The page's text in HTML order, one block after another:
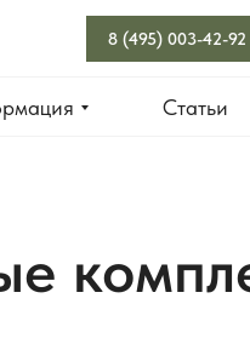
Статьи
8 (495) 003-42-92